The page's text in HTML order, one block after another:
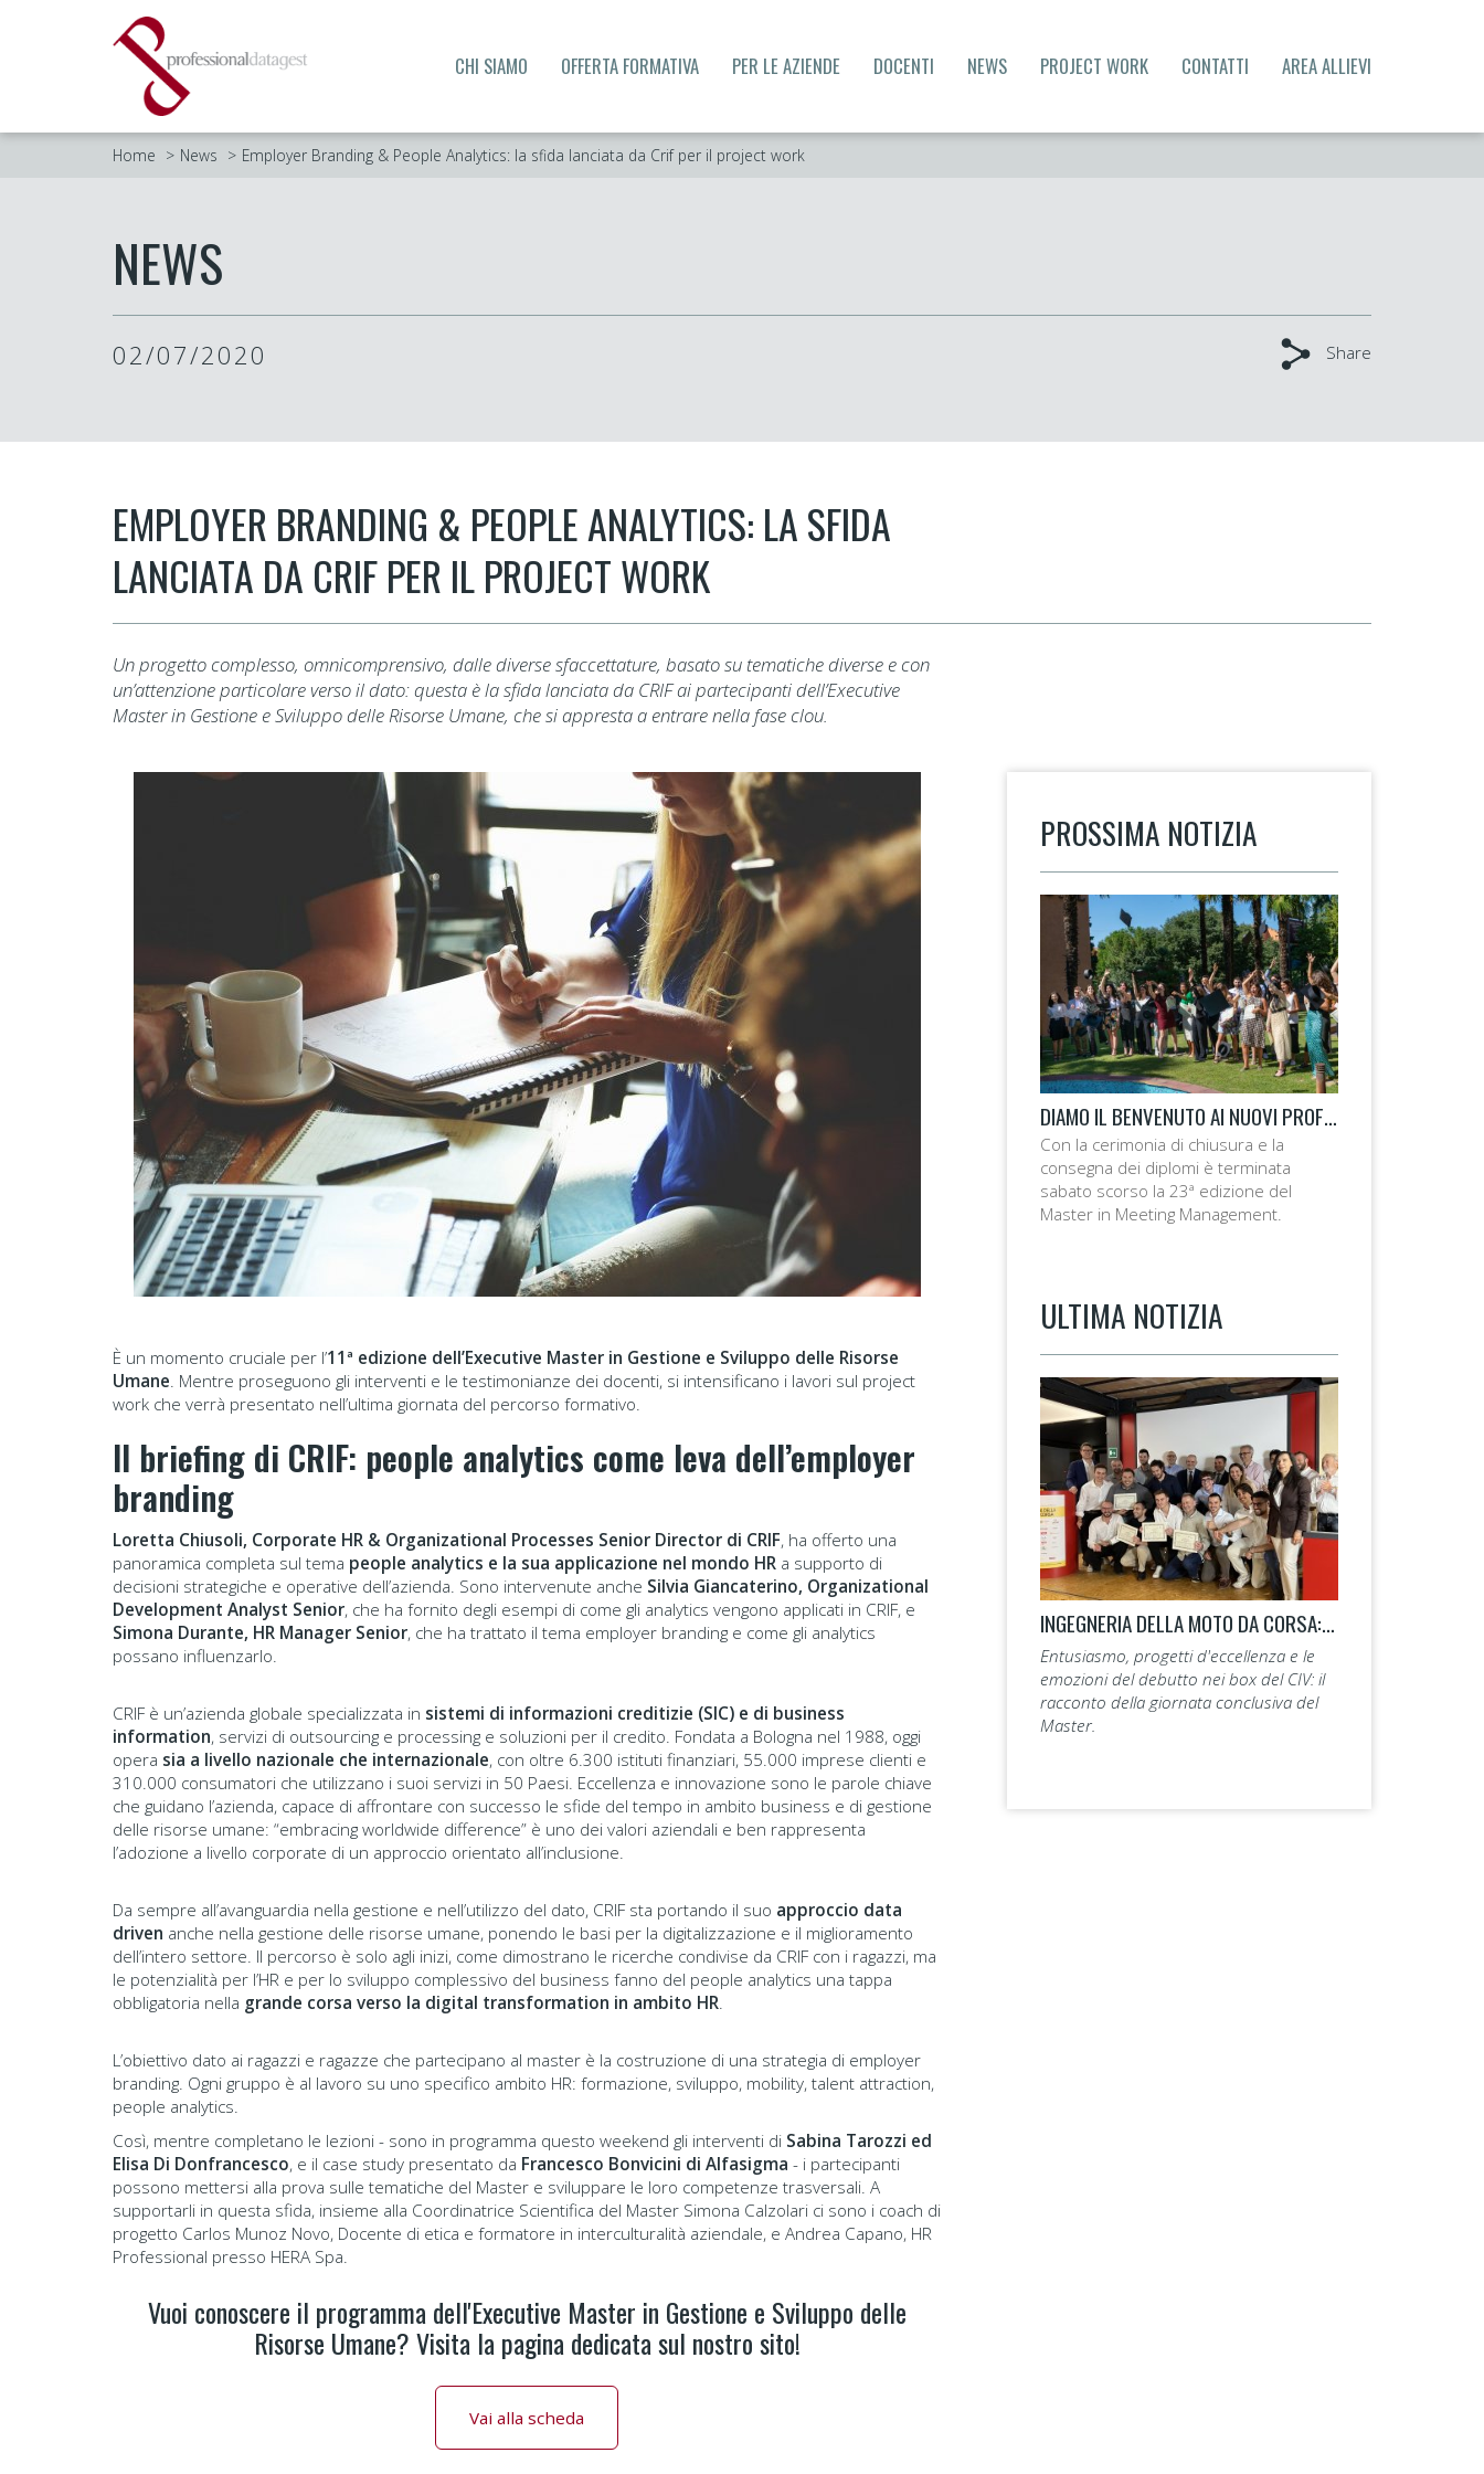
CHI SIAMO OFFERTA FORMATIVA PER LE AZIENDE DOCENTI NEWS PROJECT WORK CONTATTI AREA ALLIEVI
Home News Employer Branding & People Analytics: la sfida lanciata da Crif per il project work
NEWS
02/07/2020 Share
EMPLOYER BRANDING & PEOPLE ANALYTICS: LA SFIDA
LANCIATA DA CRIF PER IL PROJECT WORK
Un progetto complesso, omnicomprensivo, dalle diverse sfaccettature, basato su tematiche diverse e con
un’attenzione particolare verso il dato: questa è la sfida lanciata da CRIF ai partecipanti dell’Executive
Master in Gestione e Sviluppo delle Risorse Umane, che si appresta a entrare nella fase clou.
È un momento cruciale per l’11ª edizione dell’Executive Master in Gestione e Sviluppo delle Risorse
Umane. Mentre proseguono gli interventi e le testimonianze dei docenti, si intensificano i lavori sul project
work che verrà presentato nell’ultima giornata del percorso formativo.
Il briefing di CRIF: people analytics come leva dell’employer
branding
Loretta Chiusoli, Corporate HR & Organizational Processes Senior Director di CRIF, ha offerto una
panoramica completa sul tema people analytics e la sua applicazione nel mondo HR a supporto di
decisioni strategiche e operative dell’azienda. Sono intervenute anche Silvia Giancaterino, Organizational
Development Analyst Senior, che ha fornito degli esempi di come gli analytics vengono applicati in CRIF, e
Simona Durante, HR Manager Senior, che ha trattato il tema employer branding e come gli analytics
possano influenzarlo.
CRIF è un’azienda globale specializzata in sistemi di informazioni creditizie (SIC) e di business
information, servizi di outsourcing e processing e soluzioni per il credito. Fondata a Bologna nel 1988, oggi
opera sia a livello nazionale che internazionale, con oltre 6.300 istituti finanziari, 55.000 imprese clienti e
310.000 consumatori che utilizzano i suoi servizi in 50 Paesi. Eccellenza e innovazione sono le parole chiave
che guidano l’azienda, capace di affrontare con successo le sfide del tempo in ambito business e di gestione
delle risorse umane: “embracing worldwide difference” è uno dei valori aziendali e ben rappresenta
l’adozione a livello corporate di un approccio orientato all’inclusione.
Da sempre all’avanguardia nella gestione e nell’utilizzo del dato, CRIF sta portando il suo approccio data
driven anche nella gestione delle risorse umane, ponendo le basi per la digitalizzazione e il miglioramento
dell’intero settore. Il percorso è solo agli inizi, come dimostrano le ricerche condivise da CRIF con i ragazzi, ma
le potenzialità per l’HR e per lo sviluppo complessivo del business fanno del people analytics una tappa
obbligatoria nella grande corsa verso la digital transformation in ambito HR.
L’obiettivo dato ai ragazzi e ragazze che partecipano al master è la costruzione di una strategia di employer
branding. Ogni gruppo è al lavoro su uno specifico ambito HR: formazione, sviluppo, mobility, talent attraction,
people analytics.
Così, mentre completano le lezioni - sono in programma questo weekend gli interventi di Sabina Tarozzi ed
Elisa Di Donfrancesco, e il case study presentato da Francesco Bonvicini di Alfasigma - i partecipanti
possono mettersi alla prova sulle tematiche del Master e sviluppare le loro competenze trasversali. A
supportarli in questa sfida, insieme alla Coordinatrice Scientifica del Master Simona Calzolari ci sono i coach di
progetto Carlos Munoz Novo, Docente di etica e formatore in interculturalità aziendale, e Andrea Capano, HR
Professional presso HERA Spa.
Vuoi conoscere il programma dell'Executive Master in Gestione e Sviluppo delle
Risorse Umane? Visita la pagina dedicata sul nostro sito!
Vai alla scheda
PROSSIMA NOTIZIA
DIAMO IL BENVENUTO AI NUOVI PROFESSIONISTI DEGLI EVENTI
Con la cerimonia di chiusura e la
consegna dei diplomi è terminata
sabato scorso la 23ª edizione del
Master in Meeting Management.
ULTIMA NOTIZIA
INGEGNERIA DELLA MOTO DA CORSA: LA 14ª EDIZIONE TAGLIA IL TRAGUARDO.
Entusiasmo, progetti d'eccellenza e le
emozioni del debutto nei box del CIV: il
racconto della giornata conclusiva del
Master.